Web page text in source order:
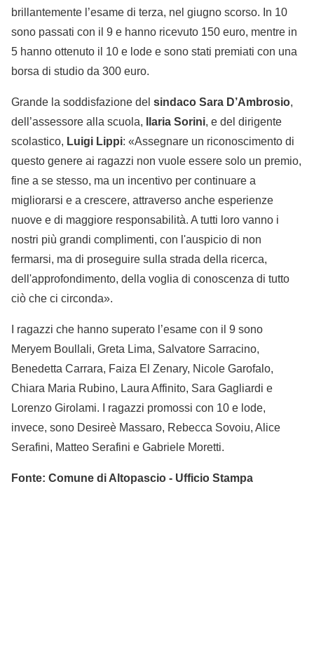
brillantemente l’esame di terza, nel giugno scorso. In 10
sono passati con il 9 e hanno ricevuto 150 euro, mentre in
5 hanno ottenuto il 10 e lode e sono stati premiati con una
borsa di studio da 300 euro.
Grande la soddisfazione del sindaco Sara D’Ambrosio,
dell’assessore alla scuola,
Ilaria Sorini, e del dirigente
scolastico, Luigi Lippi: «Assegnare un riconoscimento di
questo genere ai ragazzi non vuole essere solo un premio,
fine a se stesso, ma un incentivo per continuare a
migliorarsi e a crescere, attraverso anche esperienze
nuove e di maggiore responsabilità. A tutti loro vanno i
nostri più grandi complimenti, con l'auspicio di non
fermarsi, ma di proseguire sulla strada della ricerca,
dell'approfondimento, della voglia di conoscenza di tutto
ciò che ci circonda».
I ragazzi che hanno superato l’esame con il 9 sono
Meryem Boullali, Greta Lima, Salvatore Sarracino,
Benedetta Carrara, Faiza El Zenary, Nicole Garofalo,
Chiara Maria Rubino, Laura Affinito, Sara Gagliardi e
Lorenzo Girolami. I ragazzi promossi con 10 e lode,
invece, sono Desireè Massaro, Rebecca Sovoiu, Alice
Serafini, Matteo Serafini e Gabriele Moretti.
Fonte: Comune di Altopascio - Ufficio Stampa